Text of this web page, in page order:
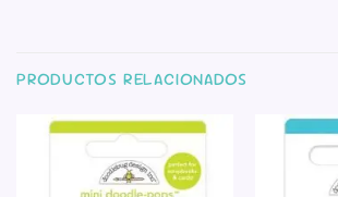
PRODUCTOS RELACIONADOS